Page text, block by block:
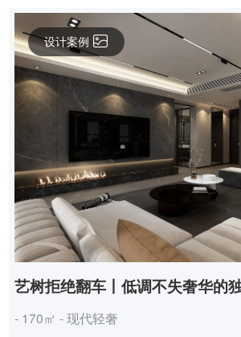
设计案例
艺树拒绝翻车丨低调不失奢华的
- 170㎡ - 现代轻奢